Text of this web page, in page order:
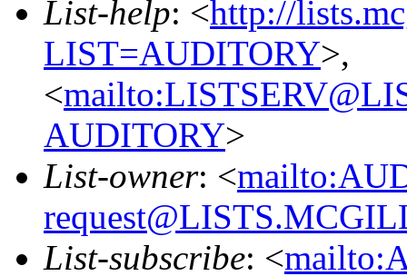
List-help: <http://
LIST=AUDITORY>,
<
AUDITORY>
List-owner: <
List-subscribe: <